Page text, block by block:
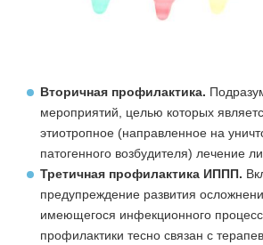
Вторичная профилактика.
мероприятий, целью которых
этиотропное (направленное на
патогенного возбудителя) лечение
Третичная профилактика ИППП.
предупреждение развития
имеющегося инфекционного
профилактики тесно связан с